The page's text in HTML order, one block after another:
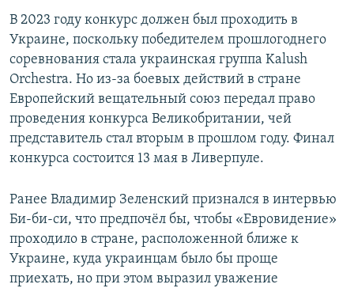
В 2023 году конкурс должен был проходить в
Украине, поскольку победителем прошлогоднего
соревнования стала украинская группа Kalush
Orchestra. Но из-за боевых действий в стране
Европейский вещательный союз передал право
проведения конкурса Великобритании, чей
представитель стал вторым в прошлом году. Финал
конкурса состоится 13 мая в Ливерпуле.
Ранее Владимир Зеленский признался в интервью
Би-би-си, что предпочёл бы, чтобы «Евровидение»​
проходило в стране, расположенной ближе к
Украине, куда украинцам было бы проще
приехать, но при этом выразил уважение